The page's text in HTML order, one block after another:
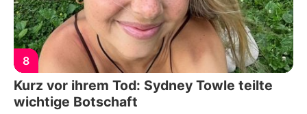
8
Kurz vor ihrem Tod: Sydney Towle teilte
wichtige Botschaft